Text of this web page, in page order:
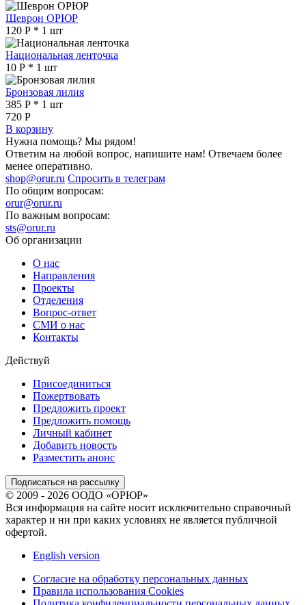
Шеврон ОРЮР
120 Р * 1 шт
Национальная ленточка
10 Р * 1 шт
Бронзовая лилия
385 Р * 1 шт
720 Р
В корзину
Нужна помощь? Мы рядом!
Ответим на любой вопрос, напишите нам! Отвечаем более
менее оперативно.
shop@orur.ru Спросить в телеграм
По общим вопросам:
orur@orur.ru
По важным вопросам:
sts@orur.ru
Об организации
О нас
Направления
Проекты
Отделения
Вопрос-ответ
СМИ о нас
Контакты
Действуй
Присоединиться
Пожертвовать
Предложить проект
Предложить помощь
Личный кабинет
Добавить новость
Разместить анонс
Подписаться на рассылку
© 2009 - 2026 ООДО «ОРЮР»
Вся информация на сайте носит исключительно справочный
характер и ни при каких условиях не является публичной
офертой.
English version
Согласие на обработку персональных данных
Правила использования Cookies